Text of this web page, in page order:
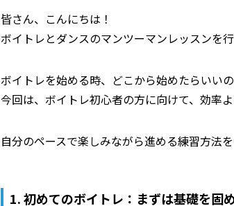
皆さん、こんにちは！
ボイトレとダンスのマンツーマンレッスンを
ボイトレを始める時、どこから始めたらいい
今回は、ボイトレ初心者の方に向けて、効率
自分のペースで楽しみながら進める練習方法
1. 初めてのボイトレ：まずは基礎を固